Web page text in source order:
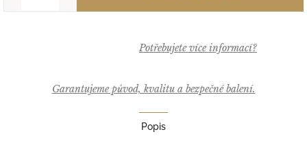
Garantujeme původ, kvalitu a bezpečné balení.
Popis